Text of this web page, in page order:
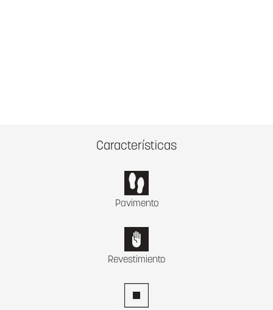
Características
Pavimento
Revestimiento